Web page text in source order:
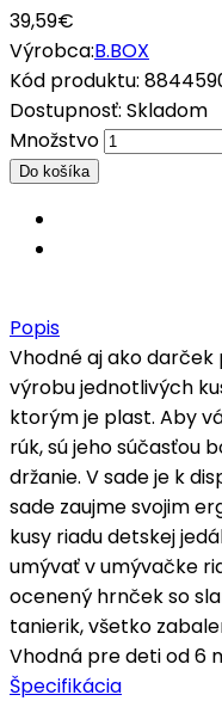
39,59€
Výrobca:B.BOX
Kód produktu:
Dostupnosť: Skladom
Množstvo
Popis
Vhodné aj ako
výrobu jednotlivých
ktorým je plast. Aby
rúk, sú jeho súčasťou
držanie. V sade je k
sade zaujme svojim
kusy riadu detskej
umývať v umývačke
ocenený hrnček so
tanierik, všetko
Vhodná pre deti od 6
Špecifikácia